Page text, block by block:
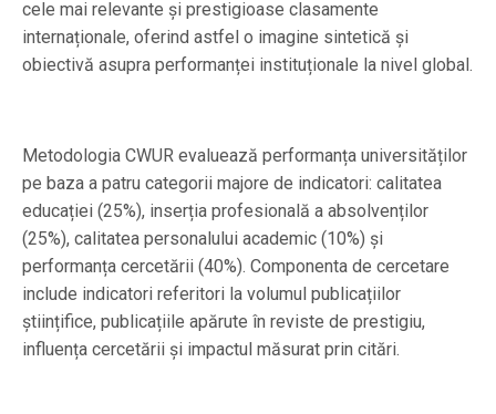
cele mai relevante și prestigioase clasamente
internaționale, oferind astfel o imagine sintetică și
obiectivă asupra performanței instituționale la nivel global.
Metodologia CWUR evaluează performanța universităților
pe baza a patru categorii majore de indicatori: calitatea
educației (25%), inserția profesională a absolvenților
(25%), calitatea personalului academic (10%) și
performanța cercetării (40%). Componenta de cercetare
include indicatori referitori la volumul publicațiilor
științifice, publicațiile apărute în reviste de prestigiu,
influența cercetării și impactul măsurat prin citări.